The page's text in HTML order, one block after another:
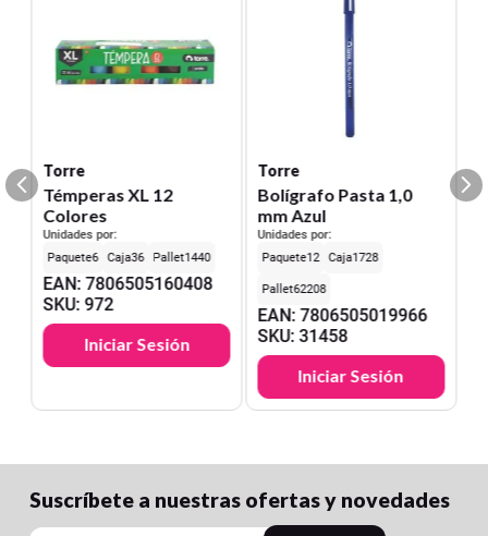
Torre
Témperas XL 12
Colores
Unidades por:
6
36 1440
EAN:7806505160408
SKU:972
Iniciar Sesión
Torre
Bolígrafo Pasta 1,0
mm Azul
Unidades por:
12
1728
62208
EAN:7806505019966
SKU:31458
Iniciar Sesión
Suscríbete a nuestras ofertas y novedades